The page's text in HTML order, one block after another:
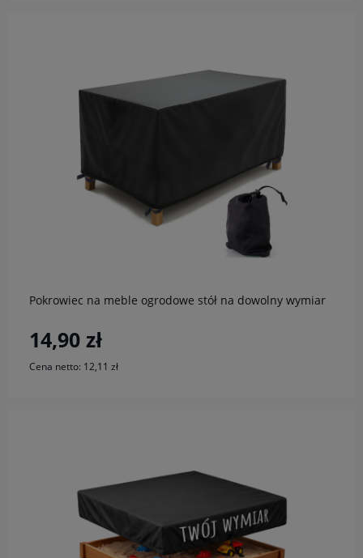
Pokrowiec na meble ogrodowe stół na dowolny wymiar
14,90 zł
Cena netto: 12,11 zł
do koszyka